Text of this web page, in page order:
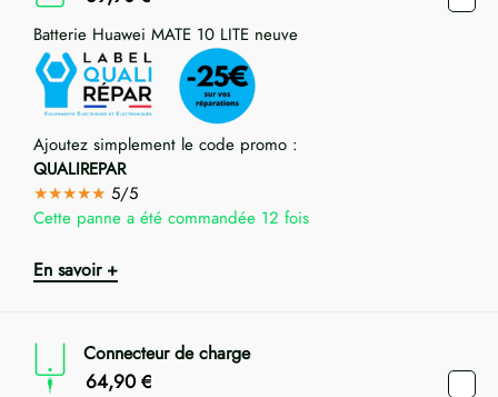
Batterie Huawei MATE 10 LITE neuve
Ajoutez simplement le code promo :
QUALIREPAR
★★★★★ 5/5
Cette panne a été commandée 12 fois
En savoir +
Connecteur de charge
64,90 €